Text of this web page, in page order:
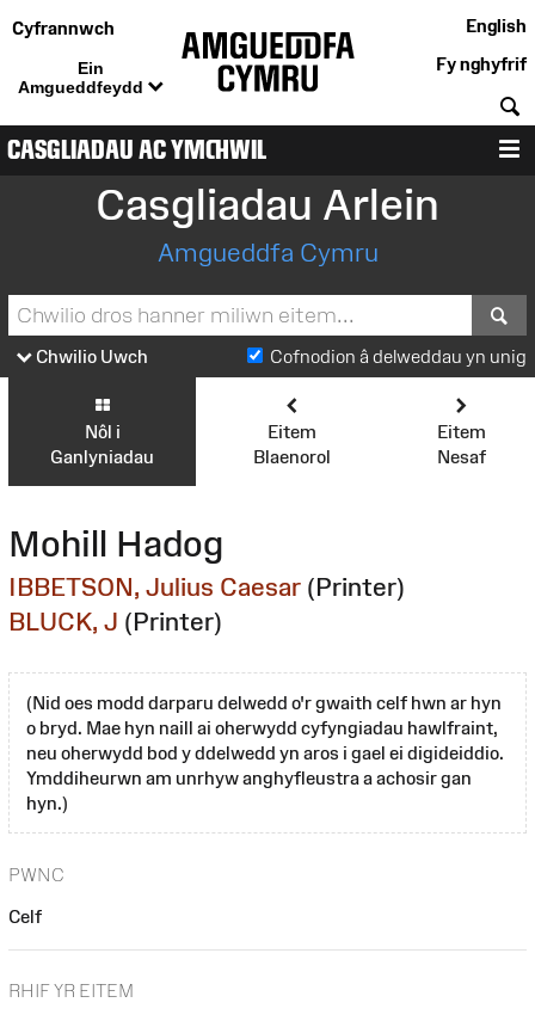
Cyfrannwch
Ein
Amgueddfeydd
English
Fy nghyfrif
CASGLIADAU AC YMCHWIL
Casgliadau Arlein
Amgueddfa Cymru
Chwilio Uwch Cofnodion â delweddau yn unig
Nôl i
Ganlyniadau
Eitem
Blaenorol
Eitem
Nesaf
Mohill Hadog
IBBETSON, Julius Caesar (Printer)
BLUCK, J (Printer)
(Nid oes modd darparu delwedd o'r gwaith celf hwn ar hyn
o bryd. Mae hyn naill ai oherwydd cyfyngiadau hawlfraint,
neu oherwydd bod y ddelwedd yn aros i gael ei digideiddio.
Ymddiheurwn am unrhyw anghyfleustra a achosir gan
hyn.)
PWNC
Celf
RHIF YR EITEM